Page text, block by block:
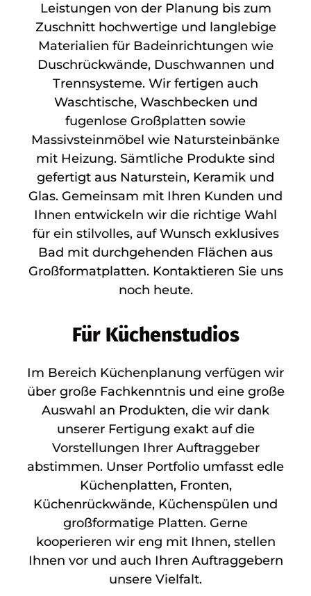
Leistungen von der Planung bis zum
Zuschnitt hochwertige und langlebige
Materialien für Badeinrichtungen wie
Duschrückwände, Duschwannen und
Trennsysteme. Wir fertigen auch
Waschtische, Waschbecken und
fugenlose Großplatten sowie
Massivsteinmöbel wie Natursteinbänke
mit Heizung. Sämtliche Produkte sind
gefertigt aus Naturstein, Keramik und
Glas. Gemeinsam mit Ihren Kunden und
Ihnen entwickeln wir die richtige Wahl
für ein stilvolles, auf Wunsch exklusives
Bad mit durchgehenden Flächen aus
Großformatplatten. Kontaktieren Sie uns
noch heute.
Für Küchenstudios
Im Bereich Küchenplanung verfügen wir
über große Fachkenntnis und eine große
Auswahl an Produkten, die wir dank
unserer Fertigung exakt auf die
Vorstellungen Ihrer Auftraggeber
abstimmen. Unser Portfolio umfasst edle
Küchenplatten, Fronten,
Küchenrückwände, Küchenspülen und
großformatige Platten. Gerne
kooperieren wir eng mit Ihnen, stellen
Ihnen vor und auch Ihren Auftraggebern
unsere Vielfalt.